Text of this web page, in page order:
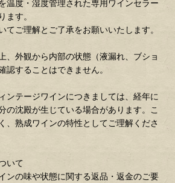
温度・湿度管理された専用ワインセラー
ます。
てご理解とご了承をお願いいたします。
、外観から内部の状態（液漏れ、ブショ
認することはできません。
ンテージワインにつきましては、経年に
の沈殿が生じている場合があります。こ
、熟成ワインの特性としてご理解くださ
いて
ンの味や状態に関する返品・返金のご要